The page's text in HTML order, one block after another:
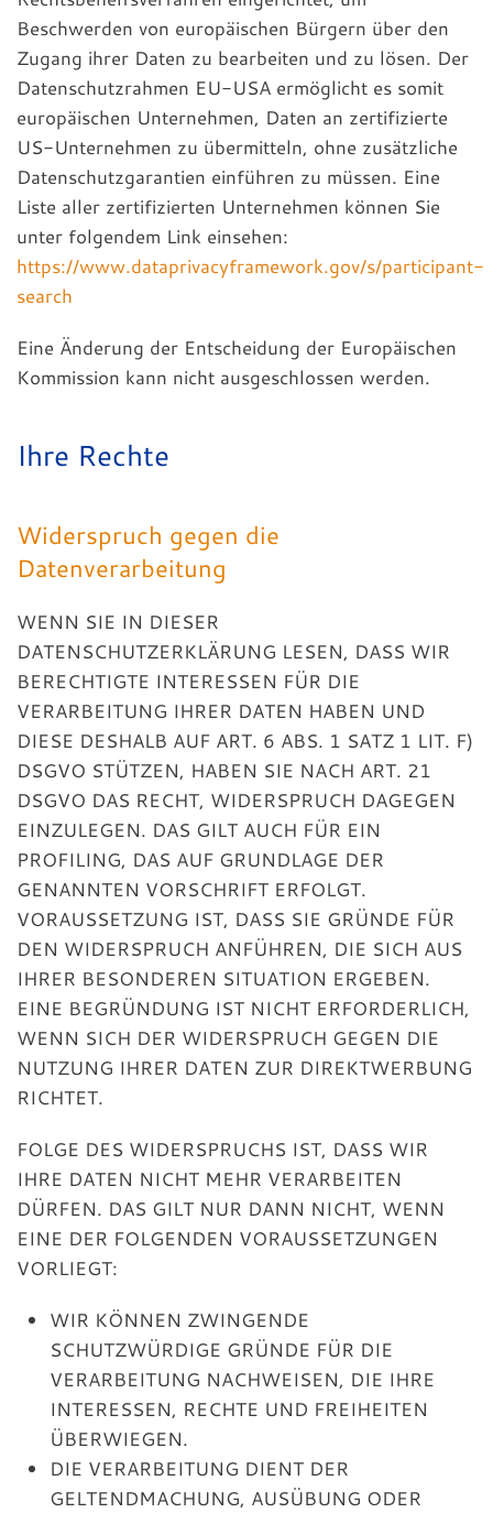
Beschwerden von europäischen Bürgern über den
Zugang ihrer Daten zu bearbeiten und zu lösen. Der
Datenschutzrahmen EU-USA ermöglicht es somit
europäischen Unternehmen, Daten an zertifizierte
US-Unternehmen zu übermitteln, ohne zusätzliche
Datenschutzgarantien einführen zu müssen. Eine
Liste aller zertifizierten Unternehmen können Sie
unter folgendem Link einsehen:
https://www.dataprivacyframework.gov/s/participant-
search
Eine Änderung der Entscheidung der Europäischen
Kommission kann nicht ausgeschlossen werden.
Ihre Rechte
Widerspruch gegen die
Datenverarbeitung
WENN SIE IN DIESER
DATENSCHUTZERKLÄRUNG LESEN, DASS WIR
BERECHTIGTE INTERESSEN FÜR DIE
VERARBEITUNG IHRER DATEN HABEN UND
DIESE DESHALB AUF ART. 6 ABS. 1 SATZ 1 LIT. F)
DSGVO STÜTZEN, HABEN SIE NACH ART. 21
DSGVO DAS RECHT, WIDERSPRUCH DAGEGEN
EINZULEGEN. DAS GILT AUCH FÜR EIN
PROFILING, DAS AUF GRUNDLAGE DER
GENANNTEN VORSCHRIFT ERFOLGT.
VORAUSSETZUNG IST, DASS SIE GRÜNDE FÜR
DEN WIDERSPRUCH ANFÜHREN, DIE SICH AUS
IHRER BESONDEREN SITUATION ERGEBEN.
EINE BEGRÜNDUNG IST NICHT ERFORDERLICH,
WENN SICH DER WIDERSPRUCH GEGEN DIE
NUTZUNG IHRER DATEN ZUR DIREKTWERBUNG
RICHTET.
FOLGE DES WIDERSPRUCHS IST, DASS WIR
IHRE DATEN NICHT MEHR VERARBEITEN
DÜRFEN. DAS GILT NUR DANN NICHT, WENN
EINE DER FOLGENDEN VORAUSSETZUNGEN
VORLIEGT:
WIR KÖNNEN ZWINGENDE
SCHUTZWÜRDIGE GRÜNDE FÜR DIE
VERARBEITUNG NACHWEISEN, DIE IHRE
INTERESSEN, RECHTE UND FREIHEITEN
ÜBERWIEGEN.
DIE VERARBEITUNG DIENT DER
GELTENDMACHUNG, AUSÜBUNG ODER